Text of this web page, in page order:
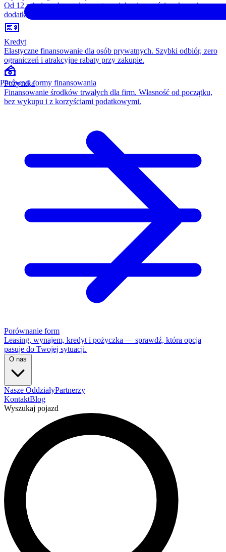
Od 12 miesięcy, bez opłaty wstępnej, konieczności wykupu i
dodatkowych kosztów. Wszystko w cenie raty.
Kredyt
Elastyczne finansowanie dla osób prywatnych. Szybki odbiór, zero
ograniczeń i atrakcyjne rabaty przy zakupie.
Pożyczka
Finansowanie środków trwałych dla firm. Własność od początku,
bez wykupu i z korzyściami podatkowymi.
Porównanie form
Leasing, wynajem, kredyt i pożyczka — sprawdź, która opcja
pasuje do Twojej sytuacji.
O nas
Nasze OddziałyPartnerzy
KontaktBlog
Wyszukaj pojazd
Porównaj formy finansowania